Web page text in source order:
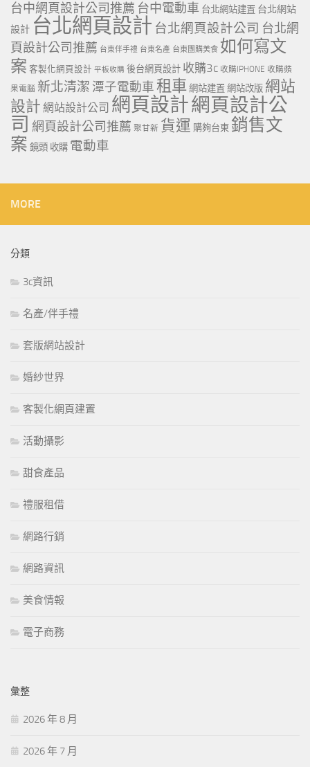
台中網頁設計公司推薦 台中電動車 台北網站建置 台北網站
設計 台北網頁設計 台北網頁設計公司 台北網
頁設計公司推薦 台東伴手禮 台東名產 台東團購美食 如何寫文
案 客製化網頁設計 平板收購 後台網頁設計 收購3c 收購IPHONE 收購蘋
果電腦 新北清潔 潭子電動車租車 網站建置 網站改版 網站
設計 網站設計公司 網頁設計網頁設計公
司 網頁設計公司推薦 聚甘新 貨運 購夠台東 銷售文
案 鏡頭 收購 電動車
MORE
分類
3c資訊
名產/伴手禮
套版網站設計
婚紗世界
客製化網頁建置
活動攝影
甜食產品
禮服租借
網路行銷
網路資訊
美食情報
電子商務
彙整
2026 年 8 月
2026 年 7 月